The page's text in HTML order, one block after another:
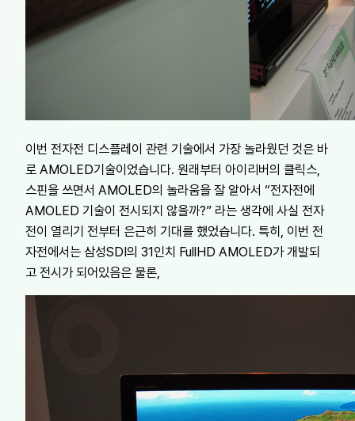
이번 전자전 디스플레이 관련 기술에서 가장 놀라웠던 것은 바
로 AMOLED기술이었습니다. 원래부터 아이리버의 클릭스,
스핀을 쓰면서 AMOLED의 놀라움을 잘 알아서 “전자전에
AMOLED 기술이 전시되지 않을까?” 라는 생각에 사실 전자
전이 열리기 전부터 은근히 기대를 했었습니다. 특히, 이번 전
자전에서는 삼성SDI의 31인치 FullHD AMOLED가 개발되
고 전시가 되어있음은 물론,